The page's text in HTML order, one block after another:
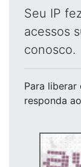
Seu IP
acessos
conosco.
Para liberar
responda